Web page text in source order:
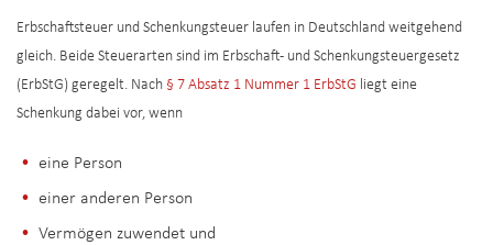
Erbschaftsteuer und Schenkungsteuer laufen in Deutschland weitgehend
gleich. Beide Steuerarten sind im Erbschaft- und Schenkungsteuergesetz
(ErbStG) geregelt. Nach § 7 Absatz 1 Nummer 1 ErbStG liegt eine
Schenkung dabei vor, wenn
eine Person
einer anderen Person
Vermögen zuwendet und